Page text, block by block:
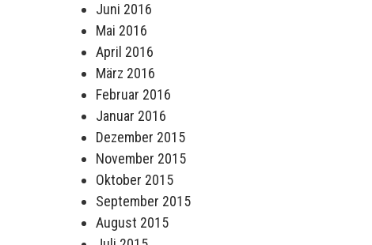
Juni 2016
Mai 2016
April 2016
März 2016
Februar 2016
Januar 2016
Dezember 2015
November 2015
Oktober 2015
September 2015
August 2015